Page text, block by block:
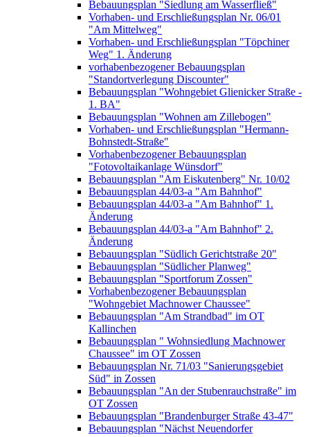
Bebauungsplan "Siedlung am Wasserfließ"
Vorhaben- und Erschließungsplan Nr. 06/01
"Am Mittelweg"
Vorhaben- und Erschließungsplan "Töpchiner
Weg" 1. Änderung
vorhabenbezogener Bebauungsplan
"Standortverlegung Discounter"
Bebauungsplan "Wohngebiet Glienicker Straße -
1. BA"
Bebauungsplan "Wohnen am Zillebogen"
Vorhaben- und Erschließungsplan "Hermann-
Bohnstedt-Straße"
Vorhabenbezogener Bebauungsplan
"Fotovoltaikanlage Wünsdorf"
Bebauungsplan "Am Eiskutenberg" Nr. 10/02
Bebauungsplan 44/03-a "Am Bahnhof"
Bebauungsplan 44/03-a "Am Bahnhof" 1.
Änderung
Bebauungsplan 44/03-a "Am Bahnhof" 2.
Änderung
Bebauungsplan "Südlich Gerichtstraße 20"
Bebauungsplan "Südlicher Planweg"
Bebauungsplan "Sportforum Zossen"
Vorhabenbezogener Bebauungsplan
"Wohngebiet Machnower Chaussee"
Bebauungsplan "Am Strandbad" im OT
Kallinchen
Bebauungsplan " Wohnsiedlung Machnower
Chaussee" im OT Zossen
Bebauungsplan Nr. 71/03 "Sanierungsgebiet
Süd" in Zossen
Bebauungsplan "An der Stubenrauchstraße" im
OT Zossen
Bebauungsplan "Brandenburger Straße 43-47"
Bebauungsplan "Nächst Neuendorfer